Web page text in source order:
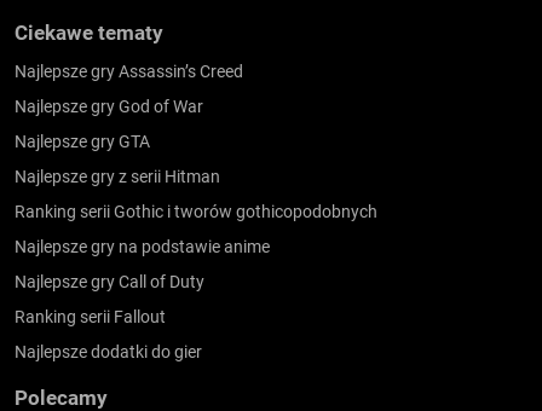
Ciekawe tematy
Najlepsze gry Assassin’s Creed
Najlepsze gry God of War
Najlepsze gry GTA
Najlepsze gry z serii Hitman
Ranking serii Gothic i tworów gothicopodobnych
Najlepsze gry na podstawie anime
Najlepsze gry Call of Duty
Ranking serii Fallout
Najlepsze dodatki do gier
Polecamy